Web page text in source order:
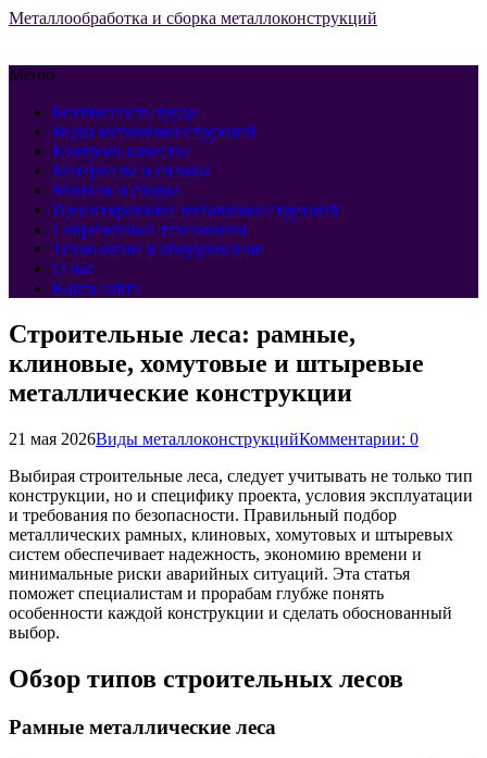
Металлообработка и сборка металлоконструкций
Меню
Безопасность труда
Виды металлоконструкций
Контроль качества
Материалы и сплавы
Монтаж и сборка
Проектирование металлоконструкций
Современные технологии
Технологии и оборудование
О нас
Карта сайта
Строительные леса: рамные,
клиновые, хомутовые и штыревые
металлические конструкции
21 мая 2026Виды металлоконструкцийКомментарии: 0
Выбирая строительные леса, следует учитывать не только тип
конструкции, но и специфику проекта, условия эксплуатации
и требования по безопасности. Правильный подбор
металлических рамных, клиновых, хомутовых и штыревых
систем обеспечивает надежность, экономию времени и
минимальные риски аварийных ситуаций. Эта статья
поможет специалистам и прорабам глубже понять
особенности каждой конструкции и сделать обоснованный
выбор.
Обзор типов строительных лесов
Рамные металлические леса